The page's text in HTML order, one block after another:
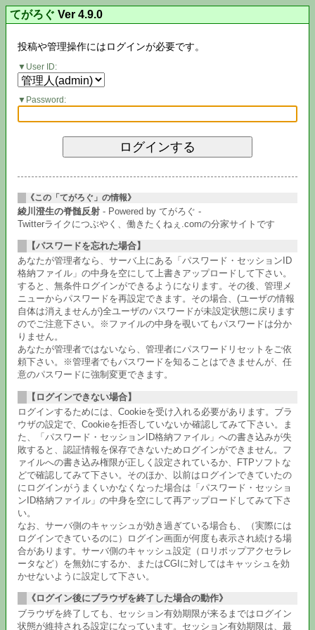
てがろぐ Ver 4.9.0
投稿や管理操作にはログインが必要です。
User ID:
Password:
《この「てがろぐ」の情報》
綾川澄生の脊髄反射 - Powered by てがろぐ -
Twitterライクにつぶやく、働きたくねぇ.comの分家サイトです
【パスワードを忘れた場合】
あなたが管理者なら、サーバ上にある「パスワード・セッションID
格納ファイル」の中身を空にして上書きアップロードして下さい。
すると、無条件ログインができるようになります。その後、管理メ
ニューからパスワードを再設定できます。その場合、(ユーザの情報
自体は消えませんが)全ユーザのパスワードが未設定状態に戻ります
のでご注意下さい。※ファイルの中身を覗いてもパスワードは分か
りません。
あなたが管理者ではないなら、管理者にパスワードリセットをご依
頼下さい。※管理者でもパスワードを知ることはできませんが、任
意のパスワードに強制変更できます。
【ログインできない場合】
ログインするためには、Cookieを受け入れる必要があります。ブラ
ウザの設定で、Cookieを拒否していないか確認してみて下さい。ま
た、「パスワード・セッションID格納ファイル」への書き込みが失
敗すると、認証情報を保存できないためログインができません。フ
ァイルへの書き込み権限が正しく設定されているか、FTPソフトな
どで確認してみて下さい。そのほか、以前はログインできていたの
にログインがうまくいかなくなった場合は「パスワード・セッショ
ンID格納ファイル」の中身を空にして再アップロードしてみて下さ
い。
なお、サーバ側のキャッシュが効き過ぎている場合も、（実際には
ログインできているのに）ログイン画面が何度も表示され続ける場
合があります。サーバ側のキャッシュ設定（ロリポップアクセラレ
ータなど）を無効にするか、またはCGIに対してはキャッシュを効
かせないように設定して下さい。
《ログイン後にブラウザを終了した場合の動作》
ブラウザを終了しても、セッション有効期限が来るまではログイン
状態が維持される設定になっています。セッション有効期限は、最